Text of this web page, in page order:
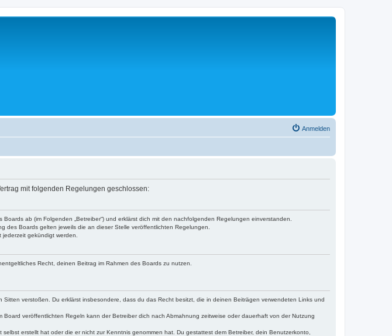
Anmelden
mit folgenden Regelungen geschlossen:
ab (im Folgenden „Betreiber“) und erklärst dich mit den nachfolgenden Regelungen einverstanden.
Boards gelten jeweils die an dieser Stelle veröffentlichten Regelungen.
gekündigt werden.
Recht, deinen Beitrag im Rahmen des Boards zu nutzen.
verstoßen. Du erklärst insbesondere, dass du das Recht besitzt, die in deinen Beiträgen verwendeten Links und
veröffentlichten Regeln kann der Betreiber dich nach Abmahnung zeitweise oder dauerhaft von der Nutzung
erstellt hat oder die er nicht zur Kenntnis genommen hat. Du gestattest dem Betreiber, dein Benutzerkonto,